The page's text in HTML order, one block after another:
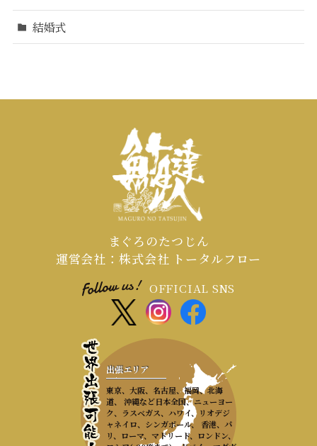
結婚式
まぐろのたつじん
運営会社：株式会社 トータルフロー
OFFICIAL SNS
出張エリア
東京、大阪、名古屋、福岡、北海
道、 沖縄など日本全国、ニューヨー
ク、ラスベガス、ハワイ、リオデジ
ャネイロ、シンガポール、 香港、パ
リ、ローマ、マドリード、ロンドン、